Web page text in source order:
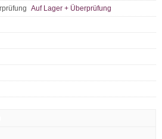
Auf Lager + Überprüfung